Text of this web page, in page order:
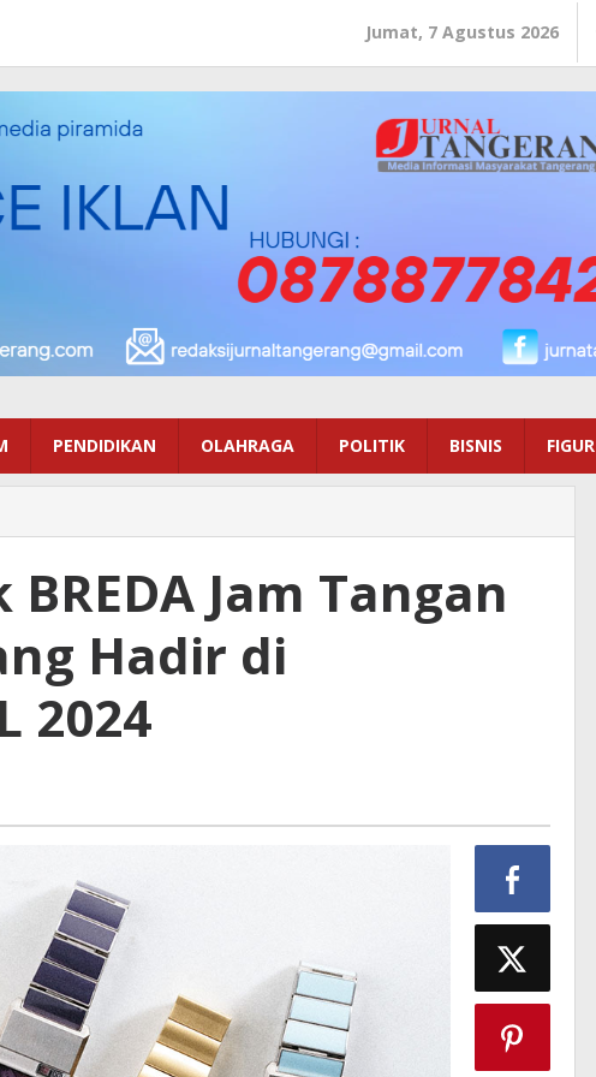
Jumat, 7 Agustus 2026
PENDIDIKAN OLAHRAGA POLITIK BISNIS FIGUR
Jam Tangan
Hadir di
2024